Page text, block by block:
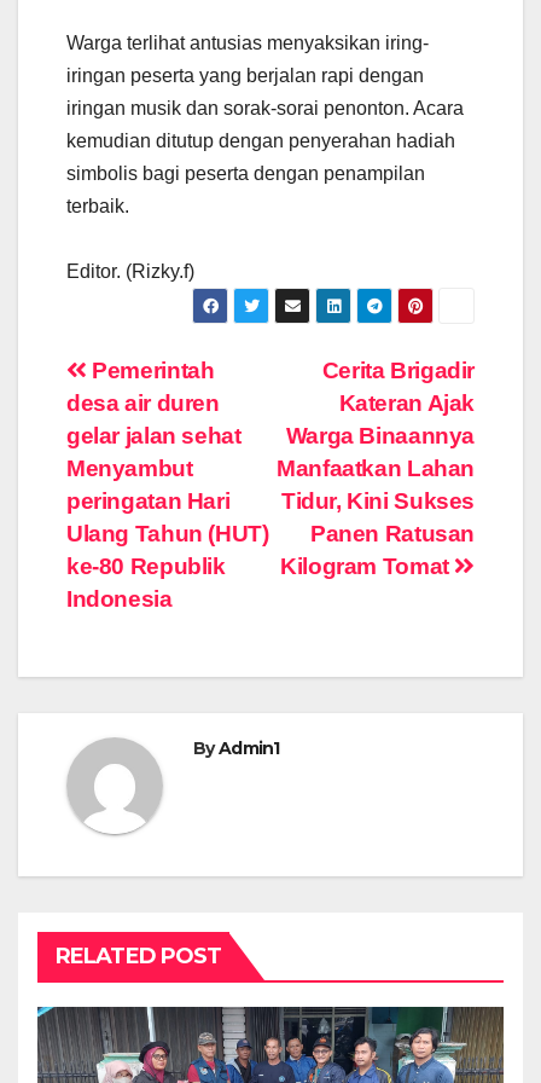
Warga terlihat antusias menyaksikan iring-
iringan peserta yang berjalan rapi dengan
iringan musik dan sorak-sorai penonton. Acara
kemudian ditutup dengan penyerahan hadiah
simbolis bagi peserta dengan penampilan
terbaik.
Editor. (Rizky.f)
Navigasi
pos
Cerita Brigadir
Kateran Ajak
Warga Binaannya
Manfaatkan Lahan
Tidur, Kini Sukses
Panen Ratusan
Kilogram Tomat
Pemerintah
desa air duren
gelar jalan sehat
Menyambut
peringatan Hari
Ulang Tahun (HUT)
ke-80 Republik
Indonesia
ByAdmin1
RELATED POST